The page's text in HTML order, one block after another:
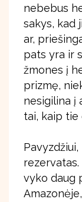
nebebus
sakys, kad
ar,
pats yra ir
žmones į
prizmę,
nesigilina į
tai, kaip tie
rezervatas.
vyko daug